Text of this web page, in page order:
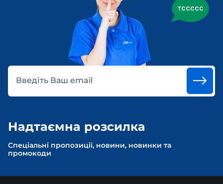
Введіть Ваш email
Надтаємна розсилка
Спеціальні пропозиції, новини, новинки та
промокоди